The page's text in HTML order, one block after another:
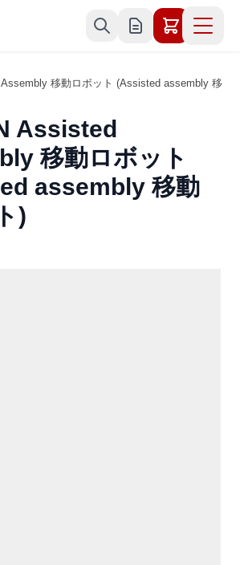
移動ロボット (Assisted assembly 移
Assisted
移動ロボット
assembly 移動
)